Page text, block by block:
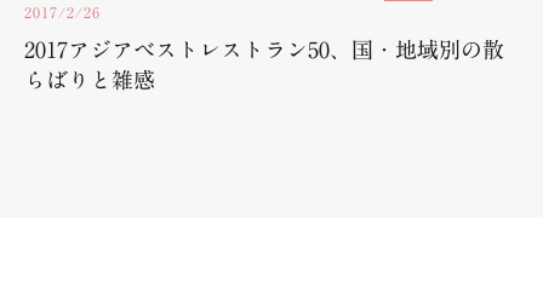
2017/2/26
2017アジアベストレストラン50、国・地域別の散
らばりと雑感